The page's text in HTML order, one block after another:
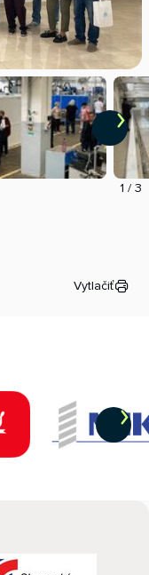
1 / 3
Vytlačiť